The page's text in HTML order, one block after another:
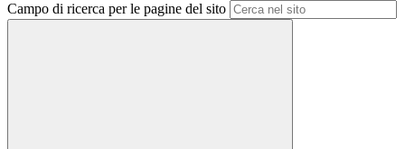
Campo di ricerca per le pagine del sito